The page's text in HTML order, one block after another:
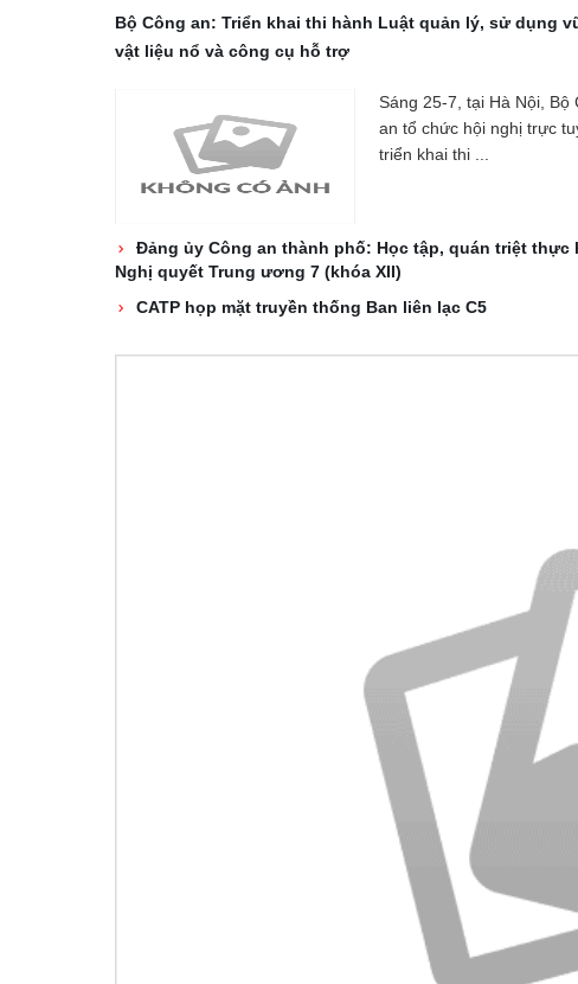
Bộ Công an: Triển khai thi hành Luật quản lý, sử dụng
vật liệu nổ và công cụ hỗ trợ
Sáng 25-7, tại Hà Nội, Bộ
an tổ chức hội nghị trực
triển khai thi ...
Đảng ủy Công an thành phố: Học tập, quán triệt thực
Nghị quyết Trung ương 7 (khóa XII)
CATP họp mặt truyền thống Ban liên lạc C5